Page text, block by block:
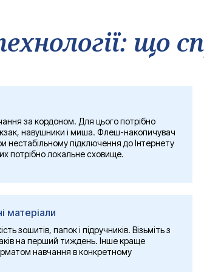
що
за кордоном. Для цього потрібно
навушники і миша. Флеш-накопичувач
нестабільному підключення до Інтернету
потрібно локальне сховище.
матеріали
зошитів, папок і підручників. Візьміть з
на перший тиждень. Інше краще
навчання в конкретному